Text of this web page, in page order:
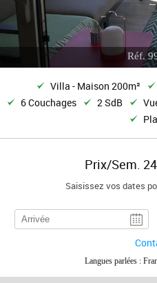
Réf.
Villa - Maison 200m²
6 Couchages
2 SdB
Prix/Sem.
Saisissez vos dates
Langues parlées :